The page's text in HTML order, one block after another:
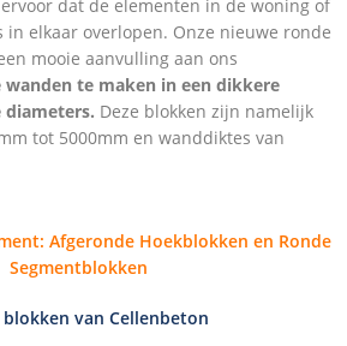
dat de elementen in de woning of
elkaar overlopen. Onze nieuwe ronde
mooie aanvulling aan ons
wanden te maken in een dikkere
Deze blokken zijn namelijk
tot 5000mm en wanddiktes van
Afgeronde Hoekblokken en Ronde
Segmentblokken
van Cellenbeton